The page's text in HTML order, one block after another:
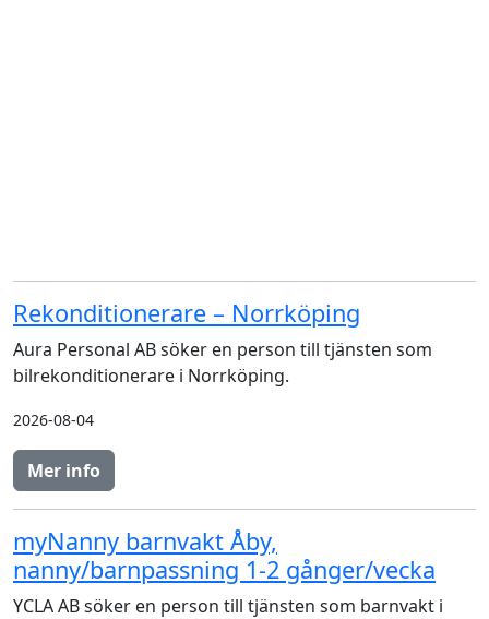
Rekonditionerare – Norrköping
Aura Personal AB söker en person till tjänsten som
bilrekonditionerare i Norrköping.
2026-08-04
Mer info
myNanny barnvakt Åby,
nanny/barnpassning 1-2 gånger/vecka
YCLA AB söker en person till tjänsten som barnvakt i